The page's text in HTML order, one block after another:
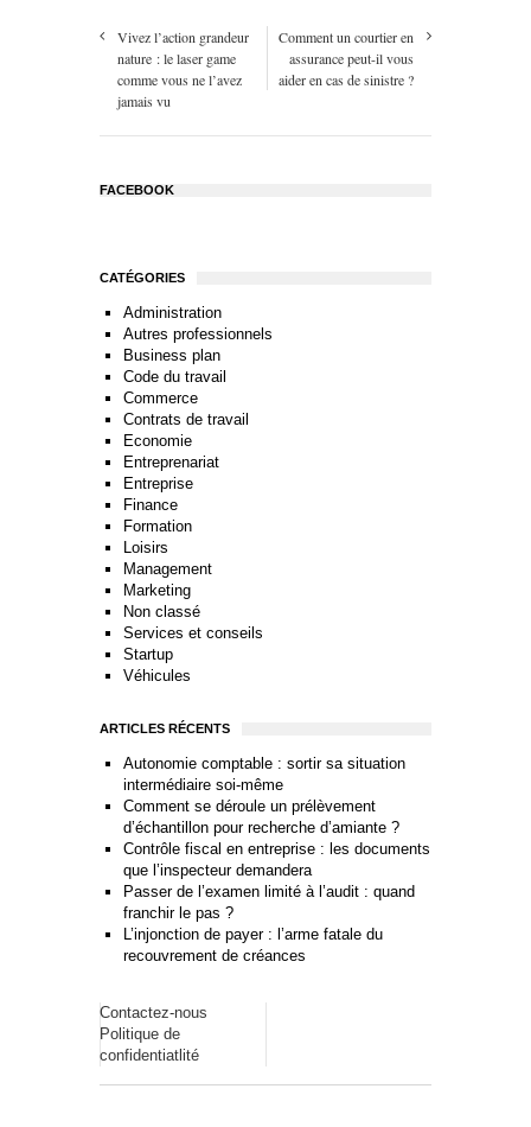
Vivez l’action grandeur
nature : le laser game
comme vous ne l’avez
jamais vu
Comment un courtier en
assurance peut-il vous
aider en cas de sinistre ?
FACEBOOK
CATÉGORIES
Administration
Autres professionnels
Business plan
Code du travail
Commerce
Contrats de travail
Economie
Entreprenariat
Entreprise
Finance
Formation
Loisirs
Management
Marketing
Non classé
Services et conseils
Startup
Véhicules
ARTICLES RÉCENTS
Autonomie comptable : sortir sa situation
intermédiaire soi-même
Comment se déroule un prélèvement
d’échantillon pour recherche d’amiante ?
Contrôle fiscal en entreprise : les documents
que l’inspecteur demandera
Passer de l’examen limité à l’audit : quand
franchir le pas ?
L’injonction de payer : l’arme fatale du
recouvrement de créances
Contactez-nous
Politique de
confidentiatlité